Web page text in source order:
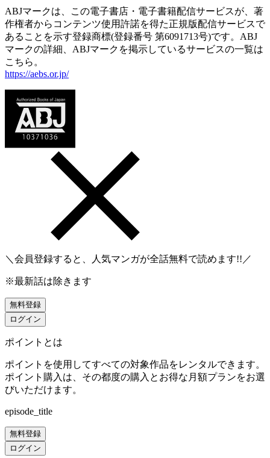
ABJマークは、この電子書店・電子書籍配信サービスが、著
作権者からコンテンツ使用許諾を得た正規版配信サービスで
あることを示す登録商標(登録番号 第6091713号)です。ABJ
マークの詳細、ABJマークを掲示しているサービスの一覧は
こちら。
https://aebs.or.jp/
＼会員登録すると、人気マンガが全話無料で読めます!!／
※最新話は除きます
無料登録
ログイン
ポイントとは
ポイントを使用してすべての対象作品をレンタルできます。
ポイント購入は、その都度の購入とお得な月額プランをお選
びいただけます。
episode_title
無料登録
ログイン